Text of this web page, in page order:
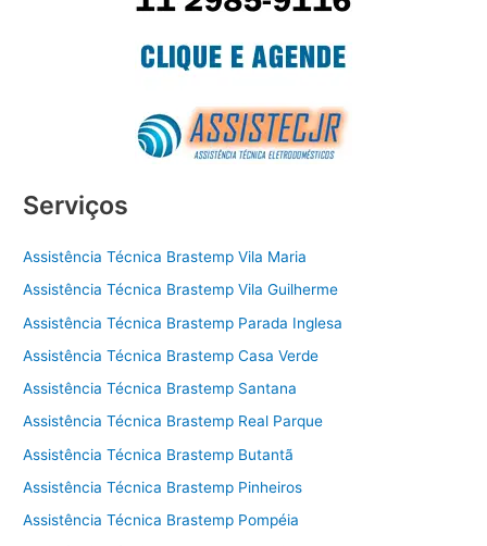
Serviços
Assistência Técnica Brastemp Vila Maria
Assistência Técnica Brastemp Vila Guilherme
Assistência Técnica Brastemp Parada Inglesa
Assistência Técnica Brastemp Casa Verde
Assistência Técnica Brastemp Santana
Assistência Técnica Brastemp Real Parque
Assistência Técnica Brastemp Butantã
Assistência Técnica Brastemp Pinheiros
Assistência Técnica Brastemp Pompéia